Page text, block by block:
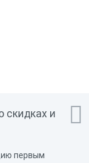

скидках и
первым